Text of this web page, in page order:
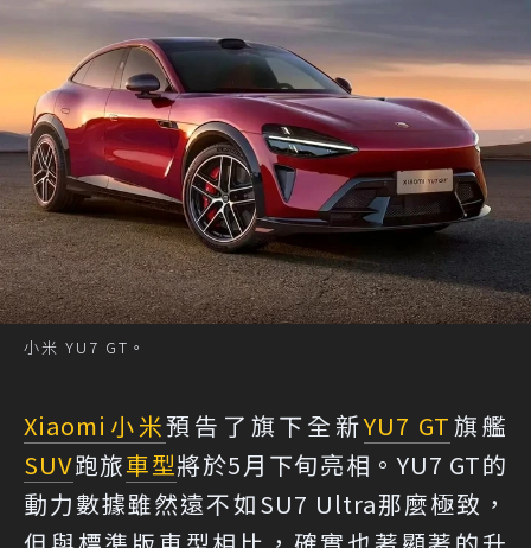
小米 YU7 GT。
Xiaomi 小米預告了旗下全新YU7 GT旗艦
SUV跑旅車型將於5月下旬亮相。YU7 GT的
動力數據雖然遠不如SU7 Ultra那麼極致，